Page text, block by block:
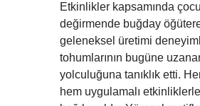
Etkinlikler kapsamında
değirmende buğday
geleneksel üretimi
tohumlarının bugüne
yolculuğuna tanıklık etti.
hem uygulamalı